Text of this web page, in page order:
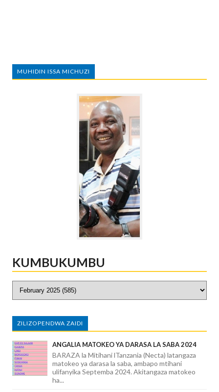
MUHIDIN ISSA MICHUZI
KUMBUKUMBU
ZILIZOPENDWA ZAIDI
ANGALIA MATOKEO YA DARASA LA SABA 2024
BARAZA la Mitihani lTanzania (Necta) latangaza
matokeo ya darasa la saba, ambapo mtihani
ulifanyika Septemba 2024. Akitangaza matokeo
ha...